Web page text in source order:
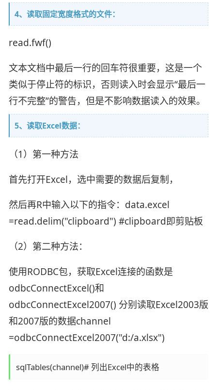
4、读取固定宽度格式的文件：
read.fwf()
文本文档中最后一行的回车符很重要，这是一个
类似于停止符的标识，否则读入时会显示“最后一
行不完整”的警告，但是不影响数据读入的效果。
5、读取Excel数据：
（1）第一种方法
首先打开Excel，选中需要的数据后复制，
然后再R中输入以下的指令：data.excel
=read.delim("clipboard") #clipboard即剪贴板
（2）第二种方法：
使用RODBC包，获取Excel连接的函数是
odbcConnectExcel()和
odbcConnectExcel2007() 分别读取Excel2003版
和2007版的数据channel
=odbcConnectExcel2007("d:/a.xlsx")
sqlTables(channel)# 列出Excel中的表格